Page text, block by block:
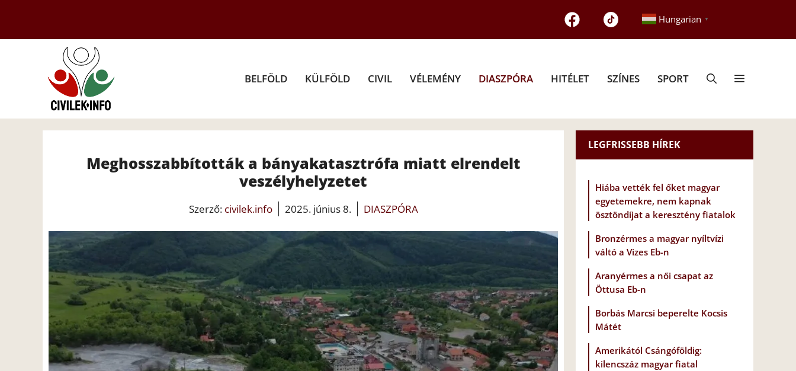
tartalomba
Hungarian ▼
BELFÖLD KÜLFÖLD CIVIL VÉLEMÉNY DIASZPÓRA HITÉLET SZÍNES SPORT
Meghosszabbították a bányakatasztrófa miatt elrendelt
veszélyhelyzetet
Szerző: civilek.info 2025. június 8. DIASZPÓRA
LEGFRISSEBB HÍREK
Hiába vették fel őket magyar
egyetemekre, nem kapnak
ösztöndíjat a keresztény fiatalok
Bronzérmes a magyar nyíltvízi
váltó a Vizes Eb-n
Aranyérmes a női csapat az
Öttusa Eb-n
Borbás Marcsi beperelte Kocsis
Mátét
Amerikától Csángóföldig:
kilencszáz magyar fiatal